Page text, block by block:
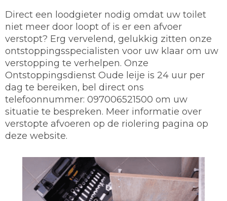
Direct een loodgieter nodig omdat uw toilet
niet meer door loopt of is er een afvoer
verstopt? Erg vervelend, gelukkig zitten onze
ontstoppingsspecialisten voor uw klaar om uw
verstopping te verhelpen. Onze
Ontstoppingsdienst Oude leije is 24 uur per
dag te bereiken, bel direct ons
telefoonnummer: 097006521500 om uw
situatie te bespreken. Meer informatie over
verstopte afvoeren op de riolering pagina op
deze website.